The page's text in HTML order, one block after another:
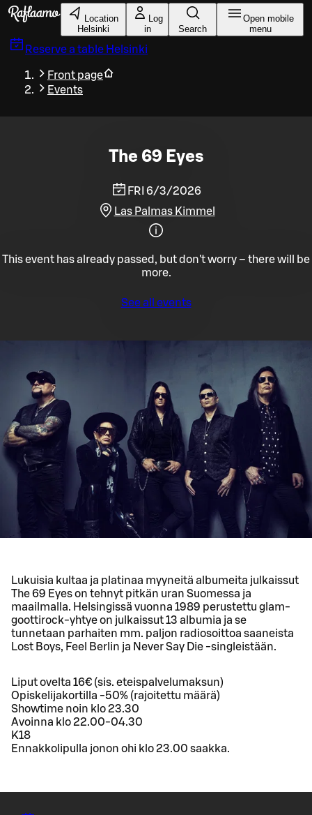
Skip to main content
Location
Helsinki
Log
in
Search
Open mobile
menu
Reserve a table Helsinki
Front page
Events
The 69 Eyes
FRI 6/3/2026
Las Palmas Kimmel
This event has already passed, but don't worry – there will be
more.
See all events
Lukuisia kultaa ja platinaa myyneitä albumeita julkaissut
The 69 Eyes on tehnyt pitkän uran Suomessa ja
maailmalla. Helsingissä vuonna 1989 perustettu glam-
goottirock-yhtye on julkaissut 13 albumia ja se
tunnetaan parhaiten mm. paljon radiosoittoa saaneista
Lost Boys, Feel Berlin ja Never Say Die -singleistään.
Liput ovelta 16€ (sis. eteispalvelumaksun)
Opiskelijakortilla -50% (rajoitettu määrä)
Showtime noin klo 23.30
Avoinna klo 22.00-04.30
K18
Ennakkolipulla jonon ohi klo 23.00 saakka.